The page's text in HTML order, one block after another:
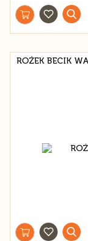
ROŻEK BECIK